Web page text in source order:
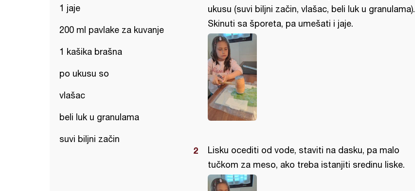
1 jaje
200 ml pavlake za kuvanje
1 kašika brašna
po ukusu so
vlašac
beli luk u granulama
suvi biljni začin
ukusu (suvi biljni začin, vlašac, beli luk u granulama).
Skinuti sa šporeta, pa umešati i jaje.
Lisku ocediti od vode, staviti na dasku, pa malo
tučkom za meso, ako treba istanjiti sredinu liske.